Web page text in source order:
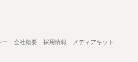
ー 会社概要 採用情報 メディアキット